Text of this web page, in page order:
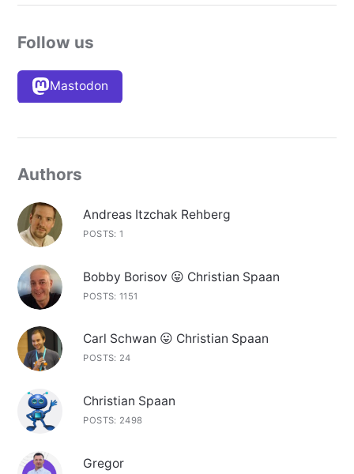
Follow us
Mastodon
Authors
Andreas Itzchak Rehberg
POSTS: 1
Bobby Borisov 😛 Christian Spaan
POSTS: 1151
Carl Schwan 😛 Christian Spaan
POSTS: 24
Christian Spaan
POSTS: 2498
Gregor